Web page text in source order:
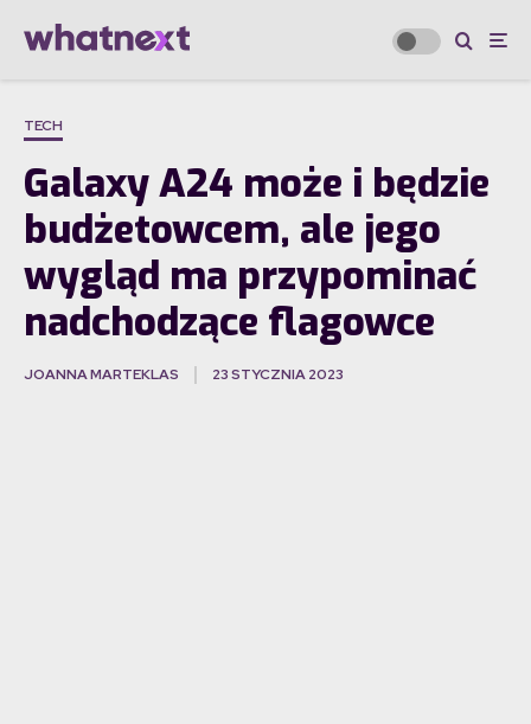
TECH
Galaxy A24 może i będzie
budżetowcem, ale jego
wygląd ma przypominać
nadchodzące flagowce
JOANNA MARTEKLAS 23 STYCZNIA 2023